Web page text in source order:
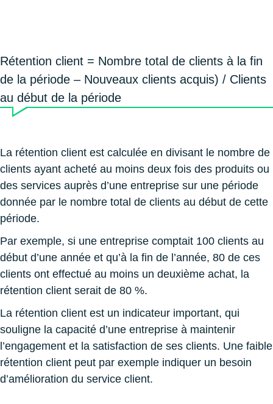
Rétention client = Nombre total de clients à la fin
de la période – Nouveaux clients acquis) / Clients
au début de la période
La rétention client est calculée en divisant le nombre de
clients ayant acheté au moins deux fois des produits ou
des services auprès d’une entreprise sur une période
donnée par le nombre total de clients au début de cette
période.
Par exemple, si une entreprise comptait 100 clients au
début d’une année et qu’à la fin de l’année, 80 de ces
clients ont effectué au moins un deuxième achat, la
rétention client serait de 80 %.
La rétention client est un indicateur important, qui
souligne la capacité d’une entreprise à maintenir
l’engagement et la satisfaction de ses clients. Une faible
rétention client peut par exemple indiquer un besoin
d’amélioration du service client.